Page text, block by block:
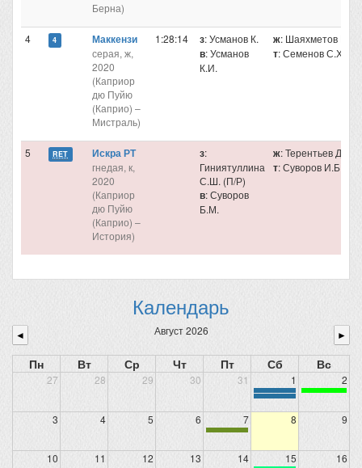
Берна)
Маккензи
серая, ж,
2020
(Каприор
дю Пуйю
(Каприо) –
Мистраль)
1:28:14 з: Усманов К.
в: Усманов
К.И.
ж: Шаяхметов И.
т: Семенов С.Х.
RET Искра РТ
гнедая, к,
2020
(Каприор
дю Пуйю
(Каприо) –
История)
Гиниятуллина
С.Ш. (П/Р)
в: Суворов
Б.М.
ж: Терентьев Д.Г.
т: Суворов И.Б.
Календарь
◄ Август 2026 ►
Пн Вт Ср Чт Пт Сб Вс
27 28 29 30 31 1 2
3 4 5 6 7 8 9
10 11 12 13 14 15 16